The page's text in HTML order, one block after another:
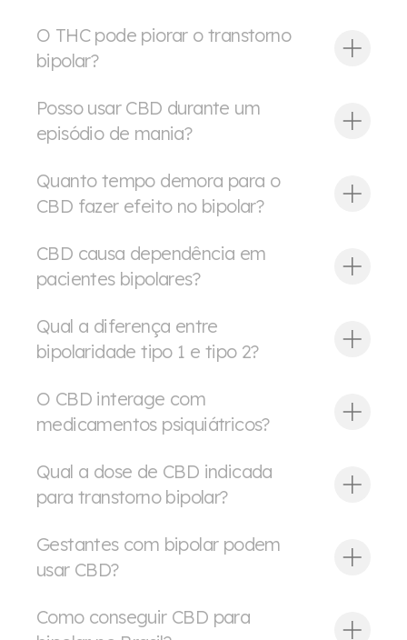
O THC pode piorar o transtorno
bipolar?
Posso usar CBD durante um
episódio de mania?
Quanto tempo demora para o
CBD fazer efeito no bipolar?
CBD causa dependência em
pacientes bipolares?
Qual a diferença entre
bipolaridade tipo 1 e tipo 2?
O CBD interage com
medicamentos psiquiátricos?
Qual a dose de CBD indicada
para transtorno bipolar?
Gestantes com bipolar podem
usar CBD?
Como conseguir CBD para